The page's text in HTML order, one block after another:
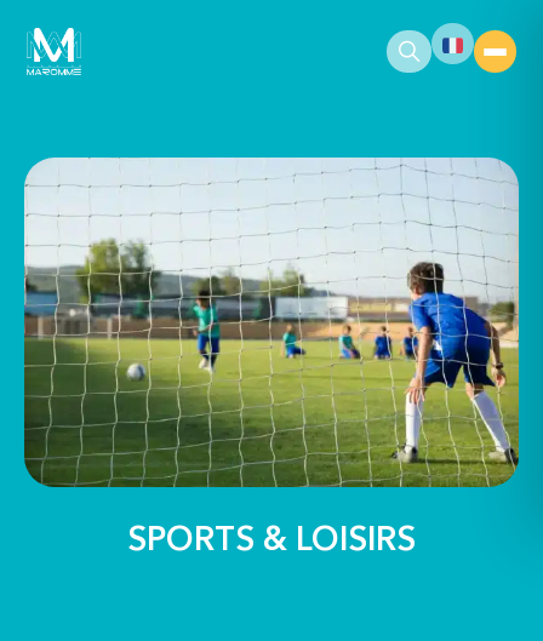
principal
SPORTS & LOISIRS